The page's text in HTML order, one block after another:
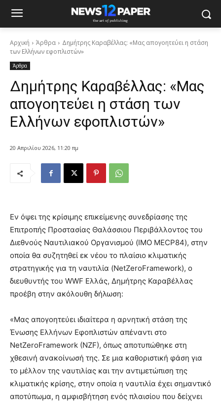
Αρχική Άρθρα
Δημήτρης Καραβέλλας: «Μας απογοητεύει η στάση
των Ελλήνων εφοπλιστών»
Άρθρα
Δημήτρης Καραβέλλας: «Μας
απογοητεύει η στάση των
Ελλήνων εφοπλιστών»
20 Απριλίου 2026, 11:20 πμ
Εν όψει της κρίσιμης επικείμενης συνεδρίασης της
Επιτροπής Προστασίας Θαλάσσιου Περιβάλλοντος του
Διεθνούς Ναυτιλιακού Οργανισμού (ΙΜΟ MECP84), στην
οποία θα συζητηθεί εκ νέου το πλαίσιο κλιματικής
στρατηγικής για τη ναυτιλία (NetZeroFramework), ο
διευθυντής του WWF Ελλάς, Δημήτρης Καραβέλλας
προέβη στην ακόλουθη δήλωση:
«Μας απογοητεύει ιδιαίτερα η αρνητική στάση της
Ένωσης Ελλήνων Εφοπλιστών απέναντι στο
NetZeroFramework (NZF), όπως αποτυπώθηκε στη
χθεσινή ανακοίνωσή της. Σε μια καθοριστική φάση για
το μέλλον της ναυτιλίας και την αντιμετώπιση της
κλιματικής κρίσης, στην οποία η ναυτιλία έχει σημαντικό
αποτύπωμα, η αμφισβήτηση ενός πλαισίου που δείχνει